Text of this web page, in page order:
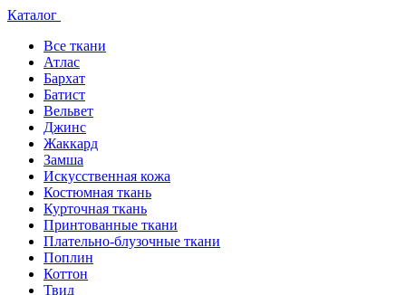
Каталог
Все ткани
Атлас
Бархат
Батист
Вельвет
Джинс
Жаккард
Замша
Искусственная кожа
Костюмная ткань
Курточная ткань
Принтованные ткани
Плательно-блузочные ткани
Поплин
Коттон
Твид